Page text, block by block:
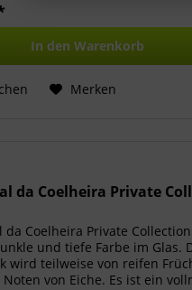
In den Warenkorb
Merken
da Coelheira Private
da Coelheira Private
und tiefe Farbe im Glas.
wird teilweise von reifen
von Eiche. Es ist ein